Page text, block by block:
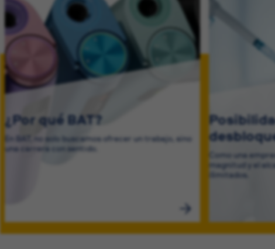
¿Por qué BAT?
En BAT, no solo buscamos ofrecer un trabajo, sino
una carrera con sentido.
Como una
magnitud y el
ilimitados.